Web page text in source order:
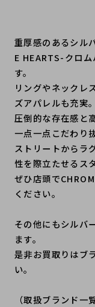
重厚感のあるシル
E HEARTS-クロ
す。
リングやネックレ
ズアパレルも充実。
圧倒的な存在感と
一点一点こだわり
ストリートからラ
性を際立たせるス
ぜひ店頭で
ください。
その他にもシルバ
ます。
是非お買取りはブ
い。
（取扱ブランド一